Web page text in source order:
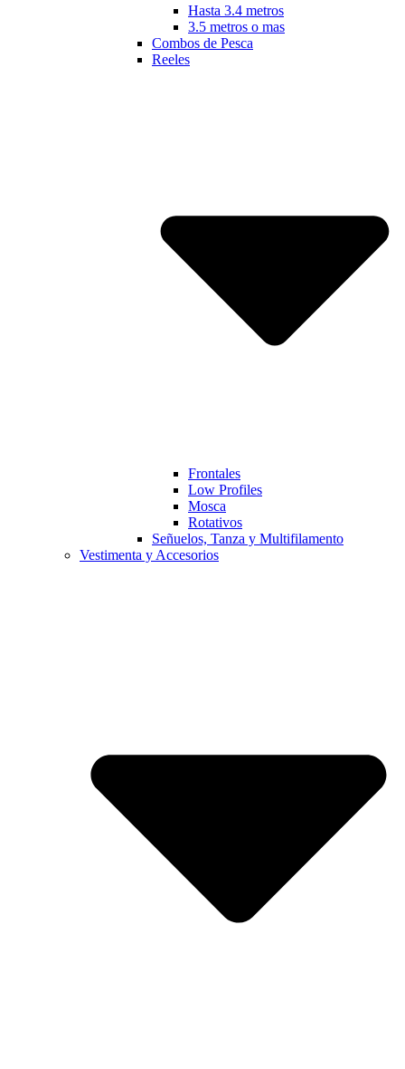
Hasta 3.4 metros
3.5 metros o mas
Combos de Pesca
Reeles
Frontales
Low Profiles
Mosca
Rotativos
Señuelos, Tanza y Multifilamento
Vestimenta y Accesorios